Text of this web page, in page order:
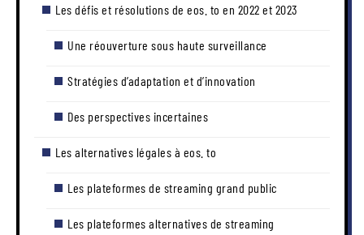
Les défis et résolutions de eos. to en 2022 et 2023
Une réouverture sous haute surveillance
Stratégies d’adaptation et d’innovation
Des perspectives incertaines
Les alternatives légales à eos. to
Les plateformes de streaming grand public
Les plateformes alternatives de streaming